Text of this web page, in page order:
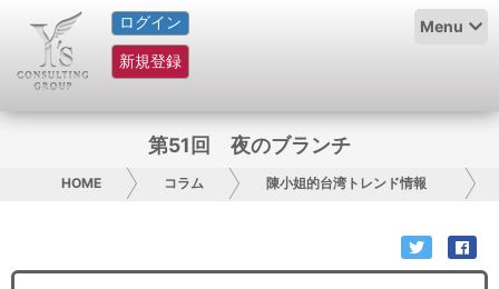
ログイン
新規登録
Menu
HOME
サービス紹介
グループ概要
第51回 夜のブランチ
HOME コラム 陳小姐的台湾トレンド情報